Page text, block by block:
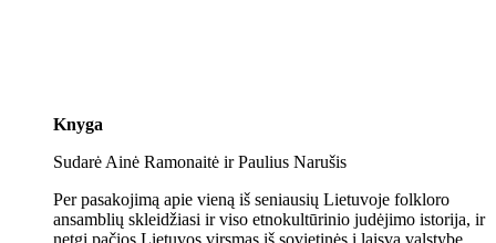
Knyga
Sudarė Ainė Ramonaitė ir Paulius Narušis
Per pasakojimą apie vieną iš seniausių Lietuvoje folkloro
ansamblių skleidžiasi ir viso etnokultūrinio judėjimo istorija, ir
netgi pačios Lietuvos virsmas iš sovietinės į laisvą valstybę.